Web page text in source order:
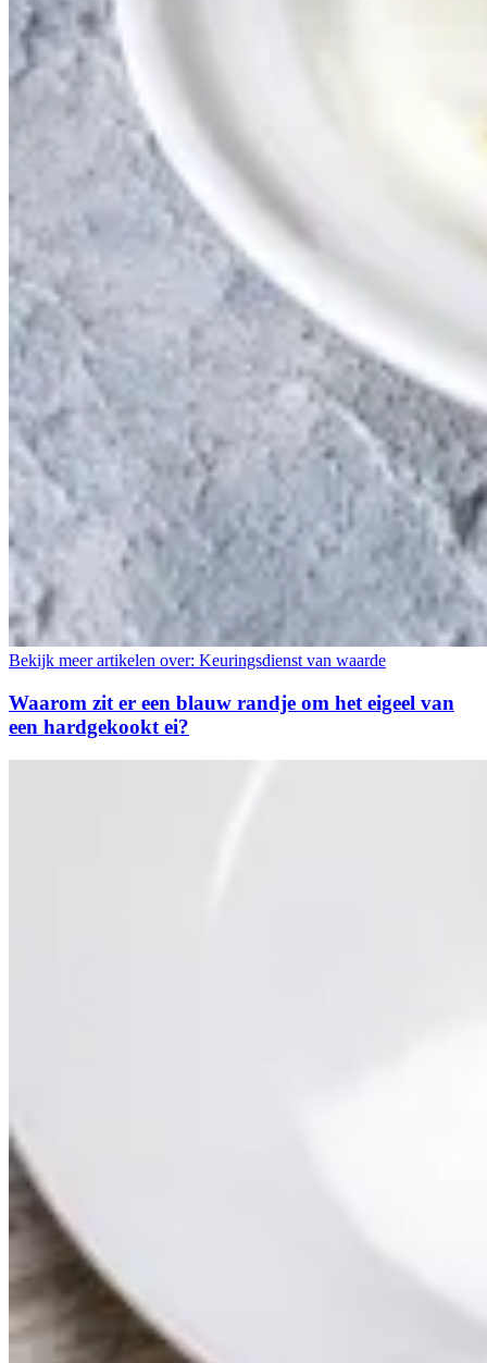
Bekijk meer artikelen over: Keuringsdienst van waarde
Waarom zit er een blauw randje om het eigeel van
een hardgekookt ei?